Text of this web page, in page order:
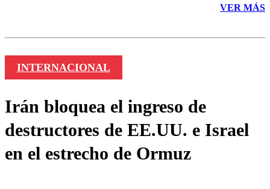
VER MÁS
INTERNACIONAL
Irán bloquea el ingreso de
destructores de EE.UU. e Israel
en el estrecho de Ormuz